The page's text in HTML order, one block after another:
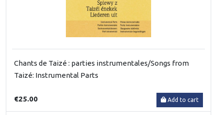
Chants de Taizé : parties instrumentales/Songs from
Taizé: Instrumental Parts
€25.00 Add to cart